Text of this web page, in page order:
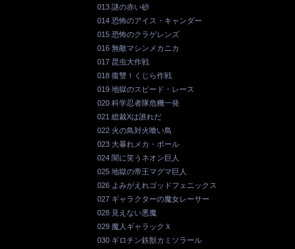
013 謎の赤い砂
014 恐怖のアイス・キャンダー
015 恐怖のクラゲレンズ
016 無敵マシンメカニカ
017 昆虫大作戦
018 復讐！くじら作戦
019 地獄のスピード・レース
020 科学忍者隊危機一発
021 総裁Xは誰れだ
022 火の鳥対火喰い鳥
023 大暴れメカ・ボール
024 闇に笑うネオン巨人
025 地獄の帝王マグマ巨人
026 よみがえれゴッドフェニックス
027 ギャラクターの魔女レーサー
028 見えない悪魔
029 魔人ギャラックＸ
030 ギロチン鉄獣カミソラール